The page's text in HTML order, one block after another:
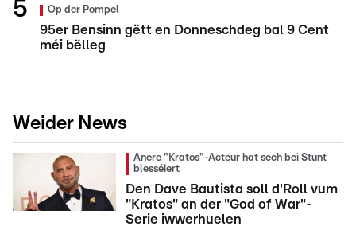
Op der Pompel
95er Bensinn gëtt en Donneschdeg bal 9 Cent
méi bëlleg
Weider News
Anere "Kratos"-Acteur hat sech bei Stunt
blesséiert
Den Dave Bautista soll d'Roll vum
"Kratos" an der "God of War"-
Serie iwwerhuelen